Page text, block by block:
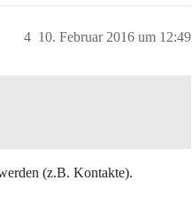
10. Februar 2016 um 12:49
4
(z.B. Kontakte).